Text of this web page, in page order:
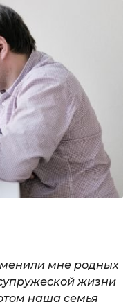
мне родных
жизни
наша семья